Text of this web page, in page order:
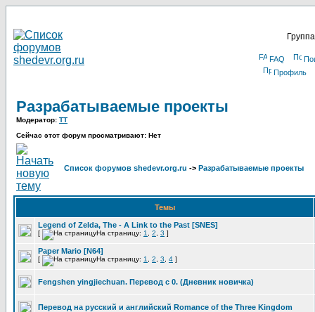
FAQ
Профиль
Разрабатываемые проекты
Модератор: TT
Сейчас этот форум просматривают: Нет
Список форумов shedevr.org.ru -> Разрабатываемые проекты
Темы
Legend of Zelda, The - A Link to the Past [SNES]
[ На страницу: 1 2 3 ]
Paper Mario [N64]
[ На страницу: 1 2 3 4 ]
Fengshen yingjiechuan. Перевод с 0. (Дневник новичка)
Перевод на русский и английский Romance of the Three Kingdom